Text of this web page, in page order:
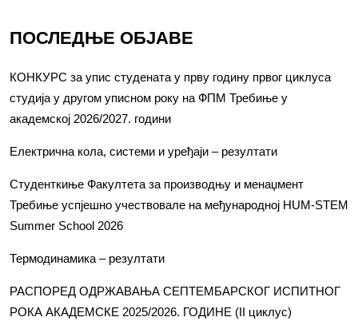
ПОСЛЕДЊЕ ОБЈАВЕ
КОНКУРС за упис студената у прву годину првог циклуса
студија у другом уписном року на ФПМ Требиње у
академској 2026/2027. години
Електрична кола, системи и уређаји – резултати
Студенткиње Факултета за производњу и менаџмент
Требиње успјешно учествовале на међународној HUM-STEM
Summer School 2026
Термодинамика – резултати
РАСПОРЕД ОДРЖАВАЊА СЕПТЕМБАРСКОГ ИСПИТНОГ
РОКА АКАДЕМСКЕ 2025/2026. ГОДИНЕ (II циклус)